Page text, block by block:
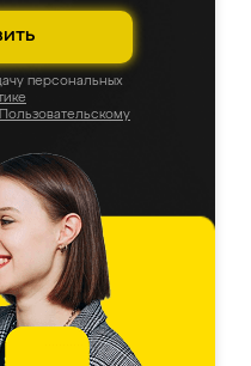
персональных
Пользовательскому